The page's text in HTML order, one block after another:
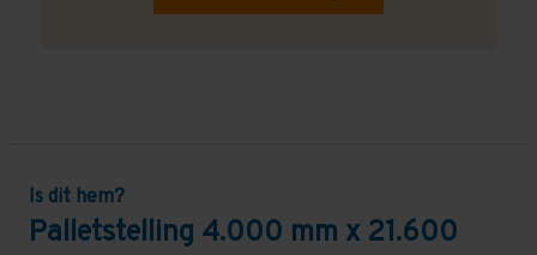
Is dit hem?
Palletstelling 4.000 mm x 21.600